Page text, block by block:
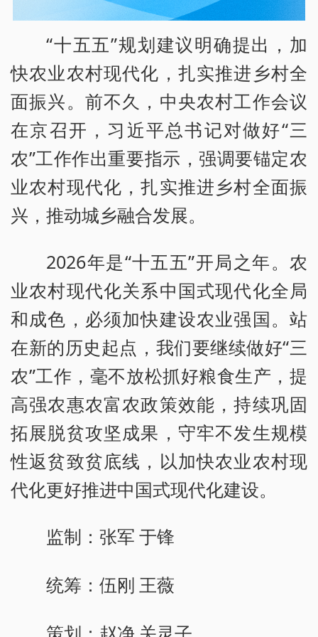
“十五五”规划建议明确提出，加
快农业农村现代化，扎实推进乡村全
面振兴。前不久，中央农村工作会议
在京召开，习近平总书记对做好“三
农”工作作出重要指示，强调要锚定农
业农村现代化，扎实推进乡村全面振
兴，推动城乡融合发展。
2026年是“十五五”开局之年。农
业农村现代化关系中国式现代化全局
和成色，必须加快建设农业强国。站
在新的历史起点，我们要继续做好“三
农”工作，毫不放松抓好粮食生产，提
高强农惠农富农政策效能，持续巩固
拓展脱贫攻坚成果，守牢不发生规模
性返贫致贫底线，以加快农业农村现
代化更好推进中国式现代化建设。
监制：张军 于锋
统筹：伍刚 王薇